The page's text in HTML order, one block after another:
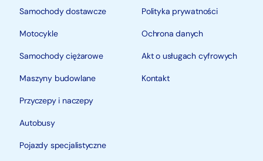
Samochody dostawcze
Motocykle
Samochody ciężarowe
Maszyny budowlane
Przyczepy i naczepy
Autobusy
Pojazdy specjalistyczne
Polityka prywatności
Ochrona danych
Akt o usługach cyfrowych
Kontakt